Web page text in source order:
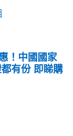
！中國國家
有份 即睇購